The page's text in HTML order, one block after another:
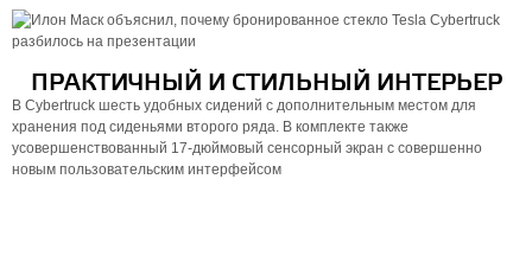
ПРАКТИЧНЫЙ И СТИЛЬНЫЙ ИНТЕРЬЕР
В Cybertruck шесть удобных сидений с дополнительным местом для
хранения под сиденьями второго ряда. В комплекте также
усовершенствованный 17-дюймовый сенсорный экран с совершенно
новым пользовательским интерфейсом